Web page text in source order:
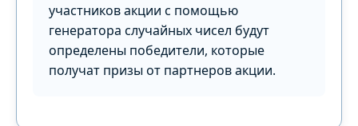
участников акции с помощью
генератора случайных чисел будут
определены победители, которые
получат призы от партнеров акции.